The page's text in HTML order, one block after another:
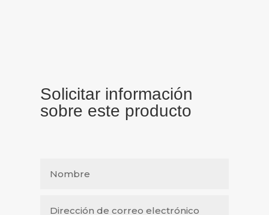
Solicitar información
sobre este producto